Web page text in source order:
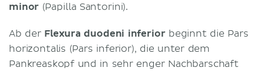
minor (Papilla Santorini).
Ab der Flexura duodeni inferiorbeginnt die Pars
horizontalis (Pars inferior), die unter dem
Pankreaskopf und in sehr enger Nachbarschaft